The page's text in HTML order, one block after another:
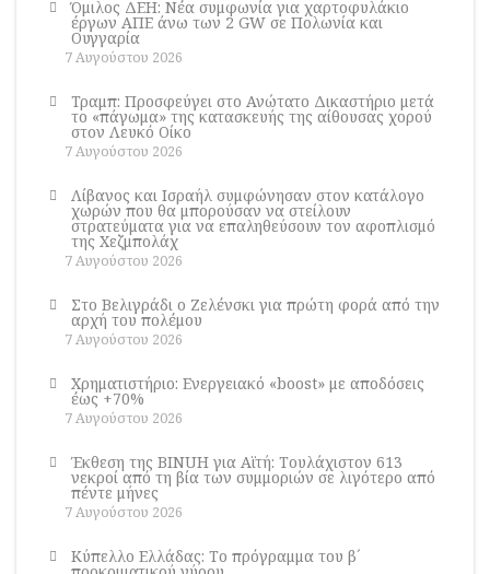
Όμιλος ΔΕΗ: Νέα συμφωνία για χαρτοφυλάκιο
έργων ΑΠΕ άνω των 2 GW σε Πολωνία και
Ουγγαρία
7 Αυγούστου 2026
Τραμπ: Προσφεύγει στο Ανώτατο Δικαστήριο μετά
το «πάγωμα» της κατασκευής της αίθουσας χορού
στον Λευκό Οίκο
7 Αυγούστου 2026
Λίβανος και Ισραήλ συμφώνησαν στον κατάλογο
χωρών που θα μπορούσαν να στείλουν
στρατεύματα για να επαληθεύσουν τον αφοπλισμό
της Χεζμπολάχ
7 Αυγούστου 2026
Στο Βελιγράδι ο Ζελένσκι για πρώτη φορά από την
αρχή του πολέμου
7 Αυγούστου 2026
Χρηματιστήριο: Ενεργειακό «boost» με αποδόσεις
έως +70%
7 Αυγούστου 2026
Έκθεση της BINUH για Αϊτή: Τουλάχιστον 613
νεκροί από τη βία των συμμοριών σε λιγότερο από
πέντε μήνες
7 Αυγούστου 2026
Κύπελλο Ελλάδας: Το πρόγραμμα του β´